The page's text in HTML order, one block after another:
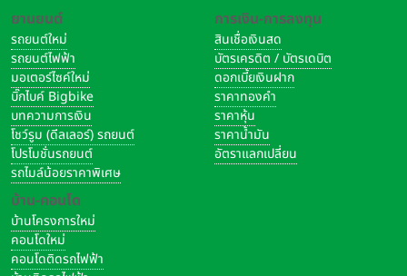
Facebook Official Account:Honda Thailand
LINE Official Account: @honda-thailand
ดูรายละเอียด Honda City
รวมดีล โปรโมชั่นรถยนต์ Honda ทุกรุ่น
รถยนต์ Honda ทุกรุ่น
แท็กที่เกี่ยวข้อง honda
City
new honda city
ยานยนต์
รถยนต์ใหม่
รถยนต์ไฟฟ้า
มอเตอร์ไซค์ใหม่
บิ๊กไบค์ Bigbike
บทความการเงิน
โชว์รูม (ดีลเลอร์) รถยนต์
โปรโมชั่นรถยนต์
รถไมล์น้อยราคาพิเศษ
บ้าน-คอนโด
บ้านโครงการใหม่
คอนโดใหม่
คอนโดติดรถไฟฟ้า
การเงิน-การลงทุน
สินเชื่อเงินสด
บัตรเครดิต / บัตรเดบิต
ดอกเบี้ยเงินฝาก
ราคาทองคำ
ราคาหุ้น
ราคาน้ำมัน
อัตราแลกเปลี่ยน